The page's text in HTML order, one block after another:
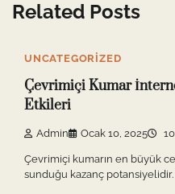
Related Posts
UNCATEGORIZED
Çevrimiçi Kumar
Etkileri
Admin Ocak 10, 2025
Çevrimiçi kumarın en büyük
sunduğu kazanç potansiyelidir.